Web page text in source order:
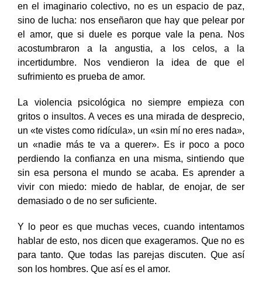
en el imaginario colectivo, no es un espacio de paz,
sino de lucha: nos enseñaron que hay que pelear por
el amor, que si duele es porque vale la pena. Nos
acostumbraron a la angustia, a los celos, a la
incertidumbre. Nos vendieron la idea de que el
sufrimiento es prueba de amor.
La violencia psicológica no siempre empieza con
gritos o insultos. A veces es una mirada de desprecio,
un «te vistes como ridícula», un «sin mí no eres nada»,
un «nadie más te va a querer». Es ir poco a poco
perdiendo la confianza en una misma, sintiendo que
sin esa persona el mundo se acaba. Es aprender a
vivir con miedo: miedo de hablar, de enojar, de ser
demasiado o de no ser suficiente.
Y lo peor es que muchas veces, cuando intentamos
hablar de esto, nos dicen que exageramos. Que no es
para tanto. Que todas las parejas discuten. Que así
son los hombres. Que así es el amor.